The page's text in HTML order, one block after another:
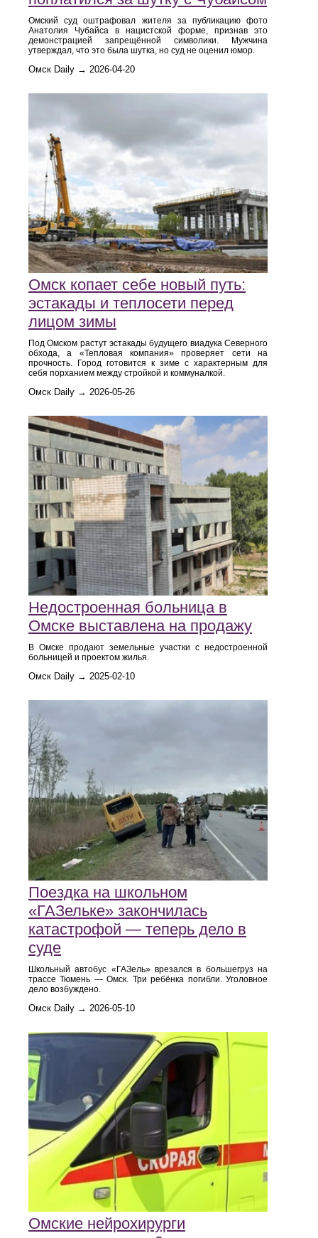
Омский суд оштрафовал жителя за публикацию фото
Анатолия Чубайса в нацистской форме, признав это
демонстрацией запрещённой символики. Мужчина
утверждал, что это была шутка, но суд не оценил юмор.
Омск Daily → 2026-04-20
Омск копает себе новый путь:
эстакады и теплосети перед
лицом зимы
Под Омском растут эстакады будущего виадука Северного
обхода, а «Тепловая компания» проверяет сети на
прочность. Город готовится к зиме с характерным для
себя порханием между стройкой и коммуналкой.
Омск Daily → 2026-05-26
Недостроенная больница в
Омске выставлена на продажу
В Омске продают земельные участки с недостроенной
больницей и проектом жилья.
Омск Daily → 2025-02-10
Поездка на школьном
«ГАЗельке» закончилась
катастрофой — теперь дело в
суде
Школьный автобус «ГАЗель» врезался в большегруз на
трассе Тюмень — Омск. Три ребёнка погибли. Уголовное
дело возбуждено.
Омск Daily → 2026-05-10
Омские нейрохирурги